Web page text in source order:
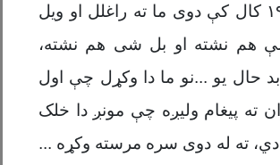
کال کې دوی ما ته راغلل او ویل
هم نشته او بل شی هم نشته،
بد حال یو ...نو ما دا وکړل چې اول
ته پيغام ولیږه چې مونږ دا خلک
ته له دوی سره مرسته وکړه ...